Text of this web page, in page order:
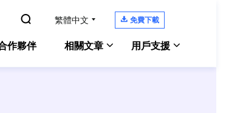
 繁體中文  免費下載
作夥伴 相關文章 用戶支援